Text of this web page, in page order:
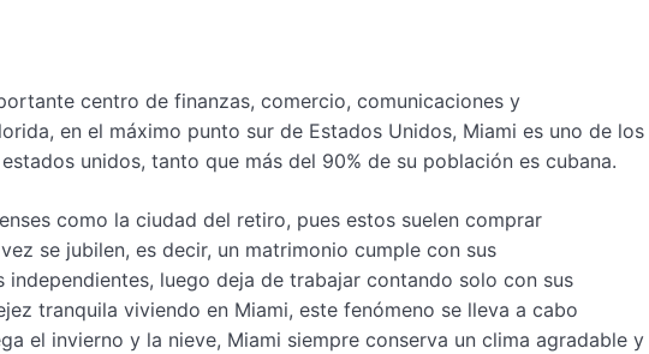
centro de finanzas, comercio, comunicaciones y
en el máximo punto sur de Estados Unidos, Miami es uno de los
unidos, tanto que más del 90% de su población es cubana.
como la ciudad del retiro, pues estos suelen comprar
se jubilen, es decir, un matrimonio cumple con sus
luego deja de trabajar contando solo con sus
tranquila viviendo en Miami, este fenómeno se lleva a cabo
el invierno y la nieve, Miami siempre conserva un clima agradable y